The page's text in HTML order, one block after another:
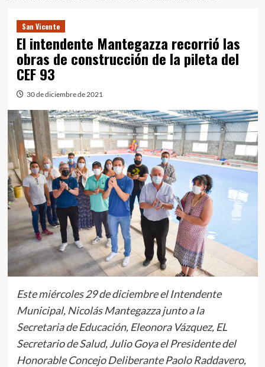
San Vicente
El intendente Mantegazza recorrió las
obras de construcción de la pileta del
CEF 93
30 de diciembre de 2021
Este miércoles 29 de diciembre el Intendente
Municipal, Nicolás Mantegazza junto a la
Secretaria de Educación, Eleonora Vázquez, EL
Secretario de Salud, Julio Goya el Presidente del
Honorable Concejo Deliberante Paolo Raddavero,